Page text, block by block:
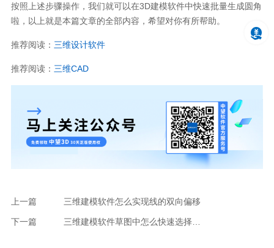
按照上述步骤操作，我们就可以在3D建模软件中快速批量生成圆角
啦，以上就是本篇文章的全部内容，希望对你有所帮助。
推荐阅读： 三维设计软件
推荐阅读： 三维CAD
上一篇 三维建模软件怎么实现线的双向偏移
下一篇